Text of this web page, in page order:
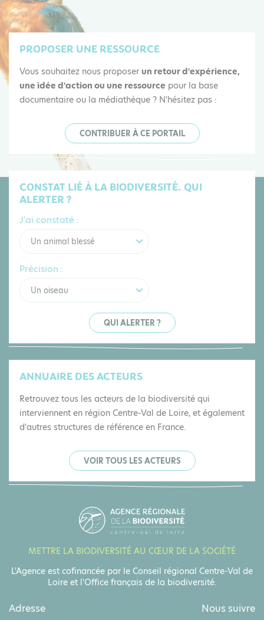
PROPOSER UNE RESSOURCE
Vous souhaitez nous proposer un retour d'expérience,
une idée d'action ou une ressource pour la base
documentaire ou la médiathèque ? N'hésitez pas :
CONTRIBUER À CE PORTAIL
CONSTAT LIÉ À LA BIODIVERSITÉ. QUI
ALERTER ?
J'ai constaté :
Un animal blessé
Précision :
Un oiseau
QUI ALERTER ?
ANNUAIRE DES ACTEURS
Retrouvez tous les acteurs de la biodiversité qui
interviennent en région Centre-Val de Loire, et également
d'autres structures de référence en France.
VOIR TOUS LES ACTEURS
Adresse Nous suivre
METTRE LA BIODIVERSITÉ AU CŒUR DE LA SOCIÉTÉ
L'Agence est cofinancée par le Conseil régional Centre-Val de
Loire et l'Office français de la biodiversité.